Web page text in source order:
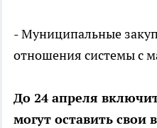
- Муниципальные
отношения системы с
До 24 апреля
могут оставить свои